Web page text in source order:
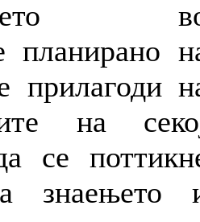
планирано
прилагоди
на
се
знаењето